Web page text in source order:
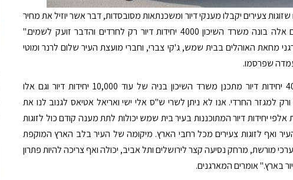
שזוגות צעירים יקבלו מענקי דיור ומשכנתאות מסובסדות, דבר אשר יוזיל את מחיר
הדיור. בימים אלה בונה משרד השיכון 4000 יחידות דיור רק לחרדים והדבר זועק לשמים."
מחאת האוהלים בבית שמש, ג'קי צברי, וחברי מועצת העיר שלום לרנר ומוטי
שפרסמו.
"מלבד 4000 יחידות דיור מתכנן משרד השיכון בניה של עוד 10,000 יחידות דיור וגם אלו
ורק למגזר החרדי. אנו לא ניתן לשרי ש"ס אלי ישי ואריאל אטיאס לגנוב לנו את
אלפי יחידות דיור המתוכננות בעיר בית שמש יכולות לתת מענה קודם כול לזוגות
ואף לזוגות צעירים מכל רחבי הארץ. מיקומה של העיר בלב הארץ המוקפת
מורשת, מרחק נסיעה קצר לירושלים ותל אביב, יכולה ואף צריכה להיות פתרון
בארץ." אומרים המארגנים.